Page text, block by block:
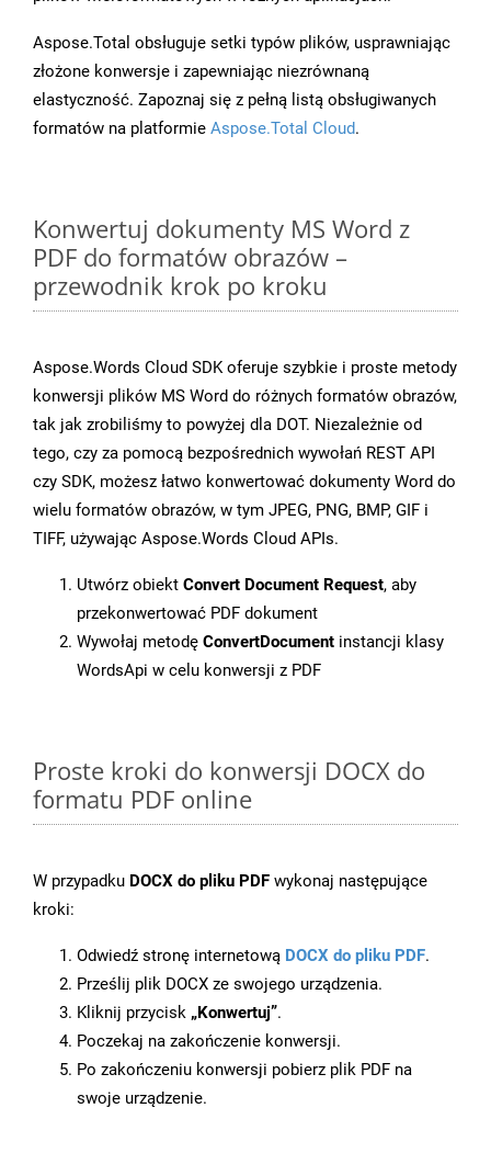
Aspose.Total obsługuje setki typów plików, usprawniając
złożone konwersje i zapewniając niezrównaną
elastyczność. Zapoznaj się z pełną listą obsługiwanych
formatów na platformie Aspose.Total Cloud.
Konwertuj dokumenty MS Word z
PDF do formatów obrazów –
przewodnik krok po kroku
Aspose.Words Cloud SDK oferuje szybkie i proste metody
konwersji plików MS Word do różnych formatów obrazów,
tak jak zrobiliśmy to powyżej dla DOT. Niezależnie od
tego, czy za pomocą bezpośrednich wywołań REST API
czy SDK, możesz łatwo konwertować dokumenty Word do
wielu formatów obrazów, w tym JPEG, PNG, BMP, GIF i
TIFF, używając Aspose.Words Cloud APIs.
Utwórz obiekt Convert Document Request, aby
przekonwertować PDF dokument
Wywołaj metodę ConvertDocument instancji klasy
WordsApi w celu konwersji z PDF
Proste kroki do konwersji DOCX do
formatu PDF online
W przypadku DOCX do pliku PDF wykonaj następujące
kroki:
Odwiedź stronę internetową DOCX do pliku PDF.
Prześlij plik DOCX ze swojego urządzenia.
Kliknij przycisk „Konwertuj”.
Poczekaj na zakończenie konwersji.
Po zakończeniu konwersji pobierz plik PDF na
swoje urządzenie.